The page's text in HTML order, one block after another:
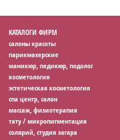
КАТАЛОГИ ФИРМ
салоны красоты
парикмахерские
маникюр, педикюр, подолог
косметология
эстетическая косметология
спа центр, салон
массаж, физиотерапия
тату / микропигментация
солярий, студия загара